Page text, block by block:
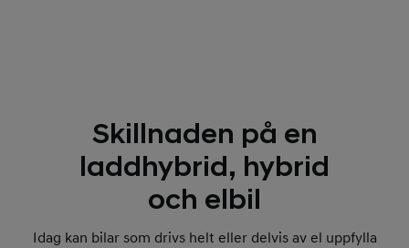
Skillnaden på en
laddhybrid, hybrid
och elbil
Idag kan bilar som drivs helt eller delvis av el uppfylla